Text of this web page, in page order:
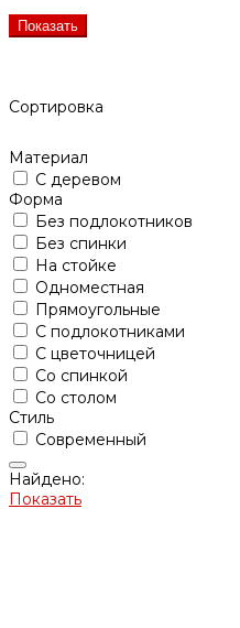
Показать
Сортировка
Материал
С деревом
Форма
Без подлокотников
Без спинки
На стойке
Одноместная
Прямоугольные
С подлокотниками
С цветочницей
Со спинкой
Со столом
Стиль
Современный
Найдено:
Показать